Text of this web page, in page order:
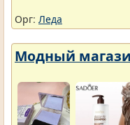
Орг: Леда
Модный